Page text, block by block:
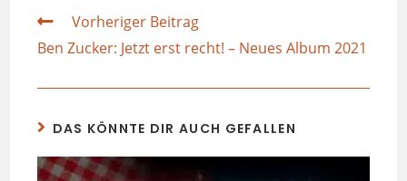
Vorheriger Beitrag
Ben Zucker: Jetzt erst recht! – Neues Album 2021
DAS KÖNNTE DIR AUCH GEFALLEN